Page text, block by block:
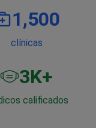
1,500
clínicas
3K+
calificados